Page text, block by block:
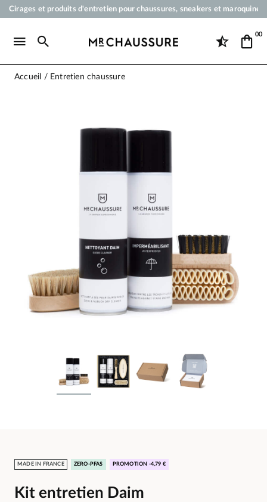
Cirages et produits d'entretien pour chaussures, sneakers et
Paiement en 3x 4x par carte bancaire dès 50 €
00
Accueil Entretien chaussure
MADE IN FRANCE ZERO-PFAS PROMOTION -4,79 €
Kit entretien Daim